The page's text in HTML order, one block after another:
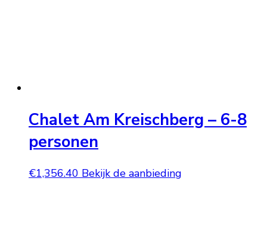
Chalet Am Kreischberg – 6-8
personen
€1,356.40 Bekijk de aanbieding